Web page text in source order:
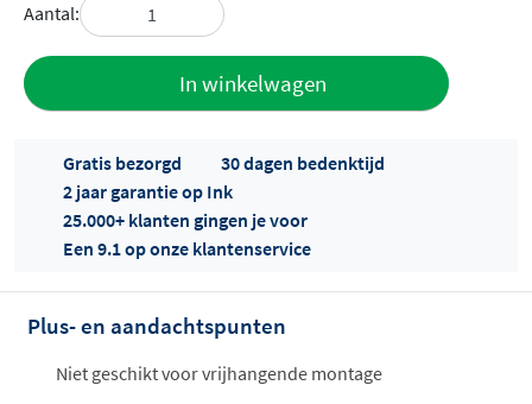
Aantal:
In winkelwagen
Offertes
Gratis bezorgd
30 dagen bedenktijd
2 jaar garantie op Ink
25.000+ klanten gingen je voor
Een 9.1 op onze klantenservice
Plus- en aandachtspunten
Niet geschikt voor vrijhangende montage